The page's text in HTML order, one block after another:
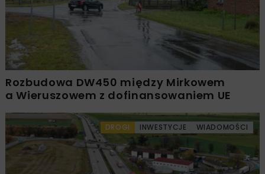
Rozbudowa DW450 między Mirkowem
a Wieruszowem z dofinansowaniem UE
DROGI INWESTYCJE WIADOMOŚCI